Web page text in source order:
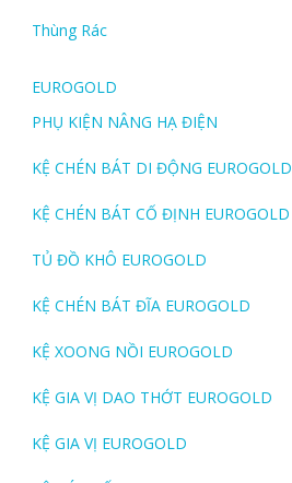
Thùng Rác
EUROGOLD
PHỤ KIỆN NÂNG HẠ ĐIỆN
KỆ CHÉN BÁT DI ĐỘNG EUROGOLD
KỆ CHÉN BÁT CỐ ĐỊNH EUROGOLD
TỦ ĐỒ KHÔ EUROGOLD
KỆ CHÉN BÁT ĐĨA EUROGOLD
KỆ XOONG NỒI EUROGOLD
KỆ GIA VỊ DAO THỚT EUROGOLD
KỆ GIA VỊ EUROGOLD